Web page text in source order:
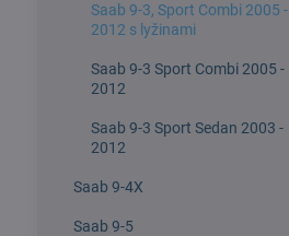
Saab 9-3, Sport Combi 2005 -
2012 s lyžinami
Saab 9-3 Sport Combi 2005 -
2012
Saab 9-3 Sport Sedan 2003 -
2012
Saab 9-4X
Saab 9-5